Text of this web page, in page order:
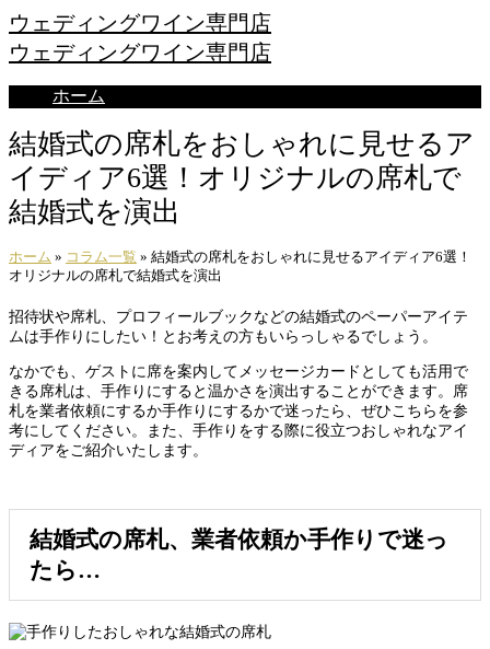
ウェディングワイン専門店
ウェディングワイン専門店
ホーム
結婚式の席札をおしゃれに見せるア
イディア6選！オリジナルの席札で
結婚式を演出
ホーム » コラム一覧 » 結婚式の席札をおしゃれに見せるアイディア6選！
オリジナルの席札で結婚式を演出
招待状や席札、プロフィールブックなどの結婚式のペーパーアイテ
ムは手作りにしたい！とお考えの方もいらっしゃるでしょう。
なかでも、ゲストに席を案内してメッセージカードとしても活用で
きる席札は、手作りにすると温かさを演出することができます。席
札を業者依頼にするか手作りにするかで迷ったら、ぜひこちらを参
考にしてください。また、手作りをする際に役立つおしゃれなアイ
ディアをご紹介いたします。
結婚式の席札、業者依頼か手作りで迷っ
たら…